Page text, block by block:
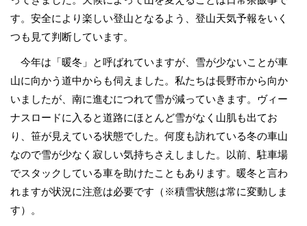
す。安全により楽しい登山となるよう、登山天気予報をいく
つも見て判断しています。
今年は「暖冬」と呼ばれていますが、雪が少ないことが車
山に向かう道中からも伺えました。私たちは長野市から向か
いましたが、南に進むにつれて雪が減っていきます。ヴィー
ナスロードに入ると道路にほとんど雪がなく山肌も出てお
り、笹が見えている状態でした。何度も訪れている冬の車山
なので雪が少なく寂しい気持ちさえしました。以前、駐車場
でスタックしている車を助けたこともあります。暖冬と言わ
れますが状況に注意は必要です（※積雪状態は常に変動しま
す）。